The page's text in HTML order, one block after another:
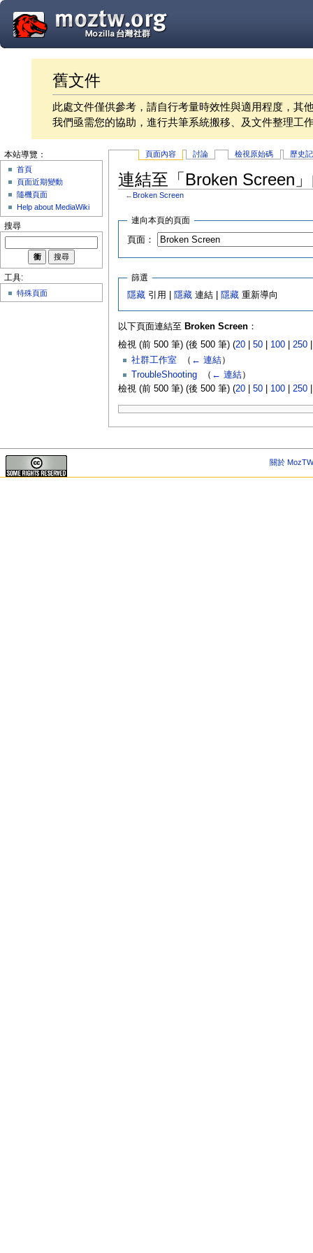
舊文件
此處文件僅供參考，請自行考量時效性與適用程度，其
我們亟需您的協助，進行共筆系統搬移、及文件整理工
頁面內容 討論 檢視原始碼 歷史
連結至「Broken Screen
← Broken Screen
連向本頁的頁面
頁面：
篩選
隱藏 引用 | 隱藏 連結 | 隱藏 重新導向
以下頁面連結至 Broken Screen：
檢視 (前 500 筆) (後 500 筆) (20| 50| 100| 250
社群工作室‎ （ ← 連結）
TroubleShooting‎ （ ← 連結）
檢視 (前 500 筆) (後 500 筆) (20| 50| 100| 250
本站導覽：
首頁
頁面近期變動
隨機頁面
Help about MediaWiki
搜尋
工具:
特殊頁面
關於